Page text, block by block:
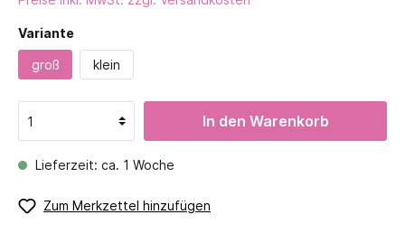
Variante
groß klein
In den Warenkorb
Lieferzeit: ca. 1 Woche
Zum Merkzettel hinzufügen